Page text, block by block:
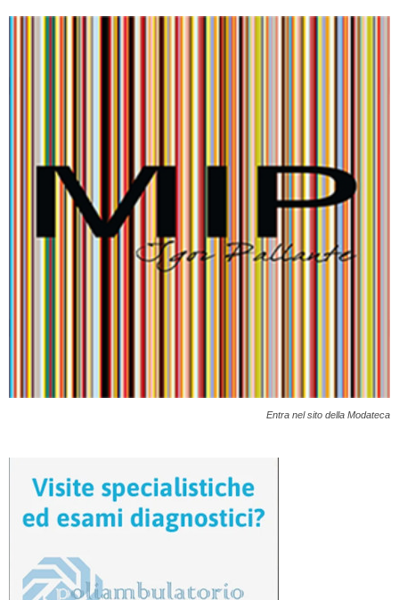
Entra nel sito della Modateca